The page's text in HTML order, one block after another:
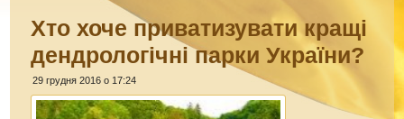
Хто хоче приватизувати кращі
дендрологічні парки України?
29 грудня 2016 о 17:24